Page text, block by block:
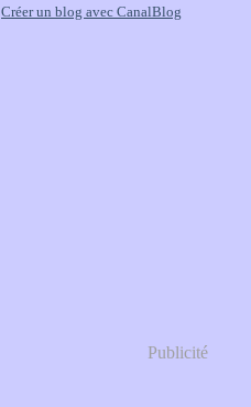
Créer un blog avec CanalBlog
Publicité